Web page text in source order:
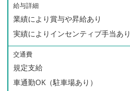
給与詳細
業績により賞与や昇給あり
実績によりインセンティブ手当あり
交通費
規定支給
車通勤OK（駐車場あり）